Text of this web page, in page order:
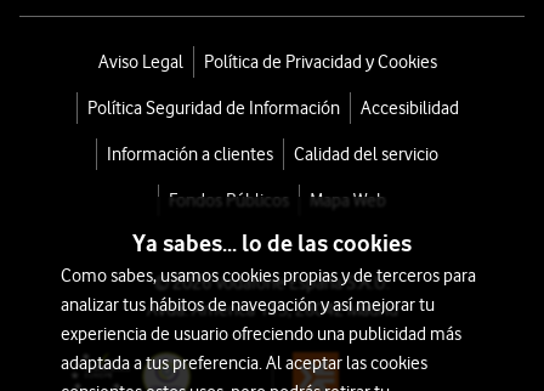
Aviso Legal Política de Privacidad y Cookies
Política Seguridad de Información Accesibilidad
Información a clientes Calidad del servicio
Fondos Públicos Mapa Web
© 2026 Vodafone España S.A.U.
Avda. América 115, 28042 Madrid
Ya sabes... lo de las cookies
Como sabes, usamos cookies propias y de terceros para
analizar tus hábitos de navegación y así mejorar tu
experiencia de usuario ofreciendo una publicidad más
adaptada a tus preferencia. Al aceptar las cookies